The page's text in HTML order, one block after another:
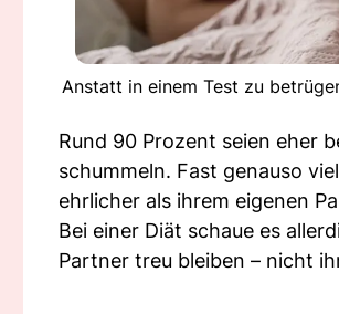
Anstatt in einem Test zu
Rund 90 Prozent seien eher
schummeln. Fast genauso
ehrlicher als ihrem eigenen
Bei einer Diät schaue es
Partner treu bleiben – nicht